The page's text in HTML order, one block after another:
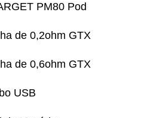
PM80 Pod
de 0,2ohm GTX
de 0,6ohm GTX
USB